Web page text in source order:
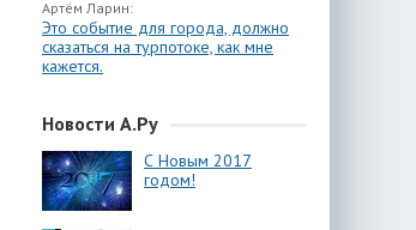
Артём Ларин:
Это событие для города, должно
сказаться на турпотоке, как мне
кажется.
Новости А.Ру
С Новым 2017
годом!